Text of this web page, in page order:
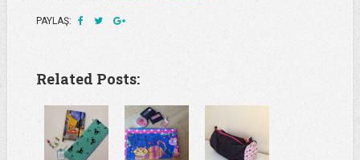
PAYLAŞ:
Related Posts: